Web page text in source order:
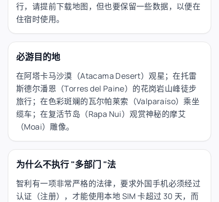
行，请提前下载地图，但也要保留一些数据，以便在
住宿时使用。
必游目的地
在阿塔卡马沙漠（Atacama Desert）观星；在托雷
斯德尔潘恩（Torres del Paine）的花岗岩山峰徒步
旅行；在色彩斑斓的瓦尔帕莱索（Valparaíso）乘坐
缆车；在复活节岛（Rapa Nui）观赏神秘的摩艾
（Moai）雕像。
为什么不执行 "多部门 "法
智利有一项非常严格的法律，要求外国手机必须经过
认证（注册），才能使用本地 SIM 卡超过 30 天，而